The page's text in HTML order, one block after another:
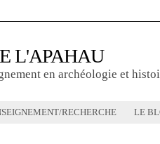
L'APAHAU
en archéologie et
RECHERCHE LE